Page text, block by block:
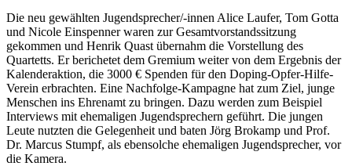
Die neu gewählten Jugendsprecher/-innen Alice Laufer, Tom Gotta
und Nicole Einspenner waren zur Gesamtvorstandssitzung
gekommen und Henrik Quast übernahm die Vorstellung des
Quartetts. Er berichetet dem Gremium weiter von dem Ergebnis der
Kalenderaktion, die 3000 € Spenden für den Doping-Opfer-Hilfe-
Verein erbrachten. Eine Nachfolge-Kampagne hat zum Ziel, junge
Menschen ins Ehrenamt zu bringen. Dazu werden zum Beispiel
Interviews mit ehemaligen Jugendsprechern geführt. Die jungen
Leute nutzten die Gelegenheit und baten Jörg Brokamp und Prof.
Dr. Marcus Stumpf, als ebensolche ehemaligen Jugendsprecher, vor
die Kamera.